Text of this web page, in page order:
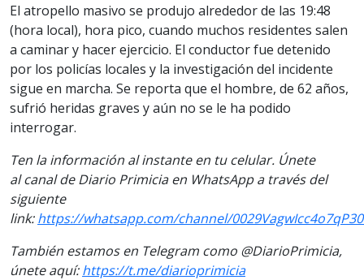
El atropello masivo se produjo alrededor de las 19:48
(hora local), hora pico, cuando muchos residentes salen
a caminar y hacer ejercicio. El conductor fue detenido
por los policías locales y la investigación del incidente
sigue en marcha. Se reporta que el hombre, de 62 años,
sufrió heridas graves y aún no se le ha podido
interrogar.
Ten la información al instante en tu celular. Únete
al canal de Diario Primicia en WhatsApp a través del
siguiente
link:https://whatsapp.com/channel/
También estamos en Telegram como @DiarioPrimicia,
únete aquí:https://t.me/diarioprimicia